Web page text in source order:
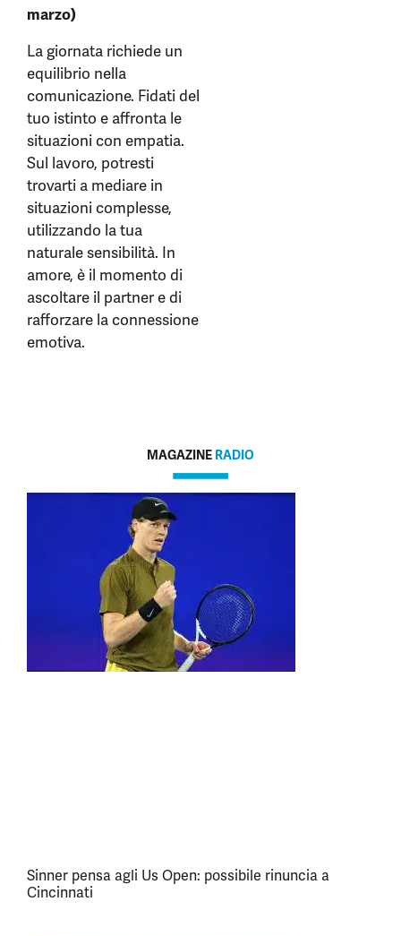
marzo)
La giornata richiede un
equilibrio nella
comunicazione. Fidati del
tuo istinto e affronta le
situazioni con empatia.
Sul lavoro, potresti
trovarti a mediare in
situazioni complesse,
utilizzando la tua
naturale sensibilità. In
amore, è il momento di
ascoltare il partner e di
rafforzare la connessione
emotiva.
MAGAZINE RADIO
Sinner pensa agli Us Open: possibile rinuncia a
Cincinnati